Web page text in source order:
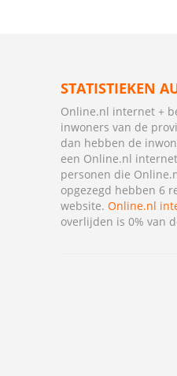
STATISTIEKEN
Online.nl internet +
inwoners van de
dan hebben de
een Online.nl
personen die
opgezegd hebben 6
website. Online.nl
overlijden is 0% van